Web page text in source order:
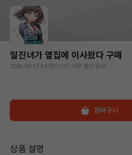
일진녀가 옆집에 이사왔다 구매
2026.08.17 14:59(UTC) 이후 할인 종료
장바구니
상품 설명